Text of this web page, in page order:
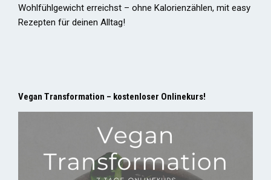
Wohlfühlgewicht erreichst – ohne Kalorienzählen, mit easy
Rezepten für deinen Alltag!
Vegan Transformation – kostenloser Onlinekurs!